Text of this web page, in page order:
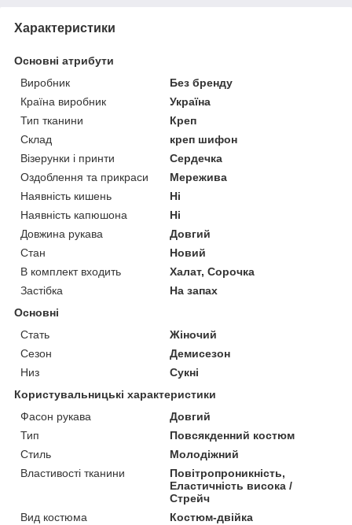
Характеристики
Основні атрибути
Виробник
Без бренду
Країна виробник
Україна
Тип тканини
Креп
Склад
креп шифон
Візерунки і принти
Сердечка
Оздоблення та прикраси
Мережива
Наявність кишень
Ні
Наявність капюшона
Ні
Довжина рукава
Довгий
Стан
Новий
В комплект входить
Халат, Сорочка
Застібка
На запах
Основні
Стать
Жіночий
Сезон
Демисезон
Низ
Сукні
Користувальницькі характеристики
Фасон рукава
Довгий
Тип
Повсякденний костюм
Стиль
Молодіжний
Властивості тканини
Повітропроникність,
Еластичність висока /
Стрейч
Вид костюма
Костюм-двійка